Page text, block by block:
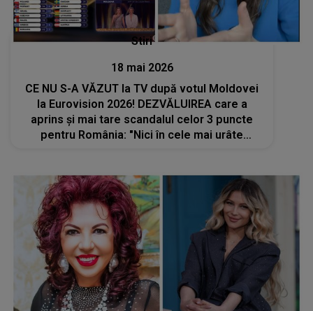
Stiri
18 mai 2026
CE NU S-A VĂZUT la TV după votul Moldovei
la Eurovision 2026! DEZVĂLUIREA care a
aprins și mai tare scandalul celor 3 puncte
pentru România: "Nici în cele mai urâte